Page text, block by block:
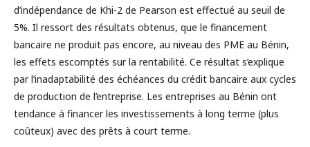
d’indépendance de Khi-2 de Pearson est effectué au seuil de
5%. Il ressort des résultats obtenus, que le financement
bancaire ne produit pas encore, au niveau des PME au Bénin,
les effets escomptés sur la rentabilité. Ce résultat s’explique
par l’inadaptabilité des échéances du crédit bancaire aux cycles
de production de l’entreprise. Les entreprises au Bénin ont
tendance à financer les investissements à long terme (plus
coûteux) avec des prêts à court terme.